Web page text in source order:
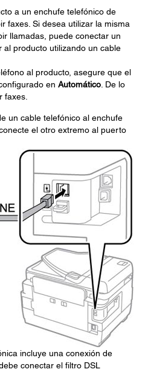
a un enchufe telefónico de
faxes. Si desea utilizar la misma
llamadas, puede conectar un
al producto utilizando un cable
al producto, asegure que el
en Automático . De lo
faxes.
un cable telefónico al enchufe
el otro extremo al puerto
incluye una conexión de
conectar el filtro DSL